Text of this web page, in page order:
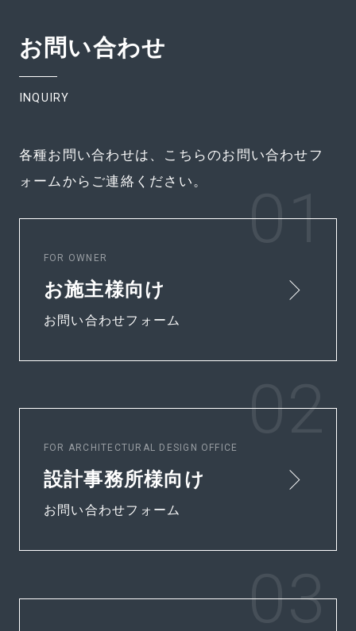
お問い合わせ
INQUIRY
各種お問い合わせは、こちらのお問い合わせフ
ォームからご連絡ください。
FOR OWNER
お施主様向け
お問い合わせフォーム
FOR ARCHITECTURAL DESIGN OFFICE
設計事務所様向け
お問い合わせフォーム